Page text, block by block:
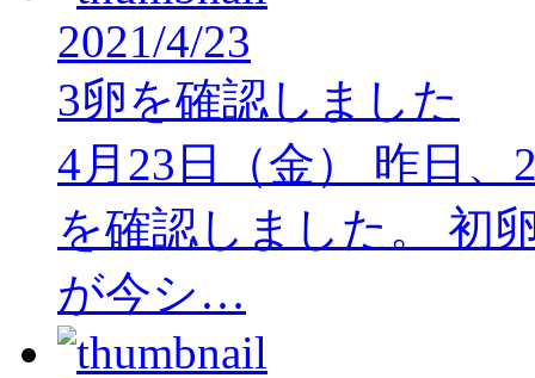
2021/4/23
3卵を確認しました
4月23日（金） 昨日
を確認しました。 初
が今シ…